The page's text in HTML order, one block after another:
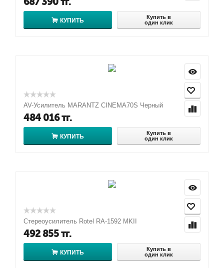
КУПИТЬ
Купить в
один клик
AV-Усилитель MARANTZ CINEMA70S Черный
484 016тг.
КУПИТЬ
Купить в
один клик
Стереоусилитель Rotel RA-1592 MKII
492 855тг.
КУПИТЬ
Купить в
один клик